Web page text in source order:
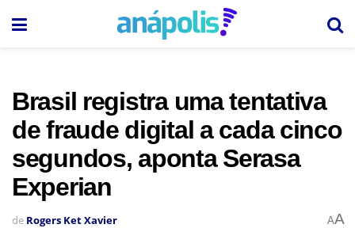
Brasil registra uma tentativa
de fraude digital a cada cinco
segundos, aponta Serasa
Experian
de Rogers Ket Xavier AA